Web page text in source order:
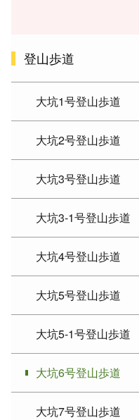
登山歩道
大坑1号登山歩道
大坑2号登山歩道
大坑3号登山歩道
大坑3-1号登山歩道
大坑4号登山歩道
大坑5号登山歩道
大坑5-1号登山歩道
大坑6号登山歩道
大坑7号登山歩道